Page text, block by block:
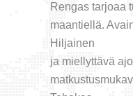
Rengas tarjoaa
maantiellä.
Hiljainen
ja miellyttävä